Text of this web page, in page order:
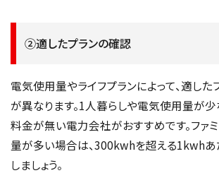
②適したプランの確認
電気使用量やライフプランによって、適し
が異なります。1人暮らしや電気使用量が
料金が無い電力会社がおすすめです。ファ
量が多い場合は、300kwhを超える1kwhあ
しましょう。